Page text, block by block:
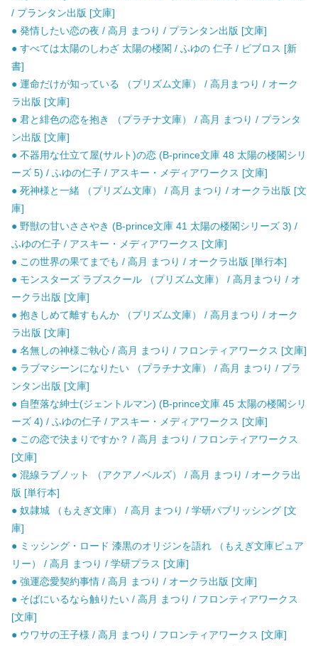
/ プランタン出版 [文庫]
● 発情したい恋の夜 / 高月 まつり / プランタン出版 [文庫]
● すべては太陽のしわざ 太陽の楼閣 / ふゆの 仁子 / ビブロス [新
書]
● 運命だけが知っている （プリズム文庫） / 高月まつり / オーク
ラ出版 [文庫]
● 君と緋色の恋を抱き （プラチナ文庫） / 高月 まつり / プランタ
ン出版 [文庫]
● 不器用な仕立て屋(サルト)の恋 (B-prince文庫 48 太陽の楼閣シリ
ーズ 5) / ふゆの仁子 / アスキー・メディアワークス [文庫]
● 死神様と一緒 （プリズム文庫） / 高月 まつり / オークラ出版 [文
庫]
● 野獣の甘いささやき (B-prince文庫 41 太陽の楼閣シリーズ 3) /
ふゆの仁子 / アスキー・メディアワークス [文庫]
● この世界の果てまでも / 高月 まつり / オークラ出版 [単行本]
● モンスターズ ラブスクール （プリズム文庫） / 高月まつり / オ
ークラ出版 [文庫]
● 抱きしめて離すもんか （プリズム文庫） / 高月まつり / オーク
ラ出版 [文庫]
● 名無しの神様ご執心 / 高月 まつり / フロンティアワークス [文庫]
● ラブマシーンになりたい （プラチナ文庫） / 高月 まつり / プラ
ンタン出版 [文庫]
● 自堕落な紳士(ジェントルマン) (B-prince文庫 45 太陽の楼閣シリ
ーズ 4) / ふゆの仁子 / アスキー・メディアワークス [文庫]
● この恋で決まりですか？ / 高月 まつり / フロンティアワークス
[文庫]
● 混線ラブノット （アクアノベルズ） / 高月 まつり / オークラ出
版 [単行本]
● 奴隷城 （もえぎ文庫） / 高月 まつり / 学研パブリッシング [文
庫]
● ミッシング・ロード 漆黒のオリジンを語れ （もえぎ文庫ピュア
リー） / 高月 まつり / 学研プラス [文庫]
● 強運恋愛契約事情 / 高月 まつり / オークラ出版 [文庫]
● そばにいるなら触りたい / 高月 まつり / フロンティアワークス
[文庫]
● ウワサの王子様 / 高月 まつり / フロンティアワークス [文庫]